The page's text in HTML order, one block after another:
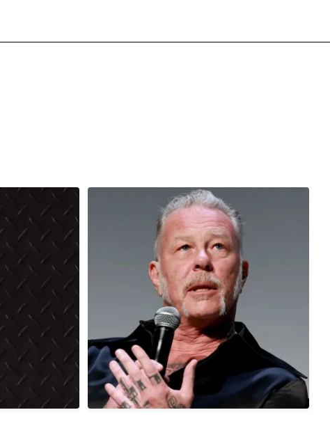
47 anos atrás
Hoje, 03/08, é aniversário do cantor,
compositor,...
0 0